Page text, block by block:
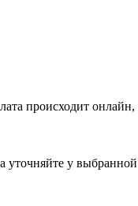
происходит
уточняйте у